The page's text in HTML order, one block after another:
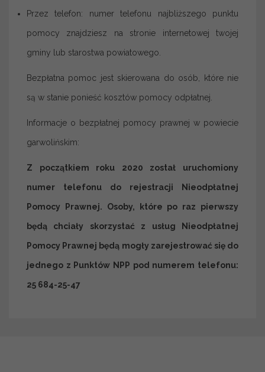
Przez telefon: numer telefonu najbliższego punktu
pomocy znajdziesz na stronie internetowej twojej
gminy lub starostwa powiatowego.
Bezpłatna pomoc jest skierowana do osób, które nie
są w stanie ponieść kosztów pomocy odpłatnej.
Informacje o bezpłatnej pomocy prawnej w powiecie
garwolińskim:
Z początkiem roku 2020 został uruchomiony
numer telefonu do rejestracji Nieodpłatnej
Pomocy Prawnej. Osoby, które po raz pierwszy
będą chciały skorzystać z usług Nieodpłatnej
Pomocy Prawnej będą mogły zarejestrować się do
jednego z Punktów NPP pod numerem telefonu:
25 684-25-47